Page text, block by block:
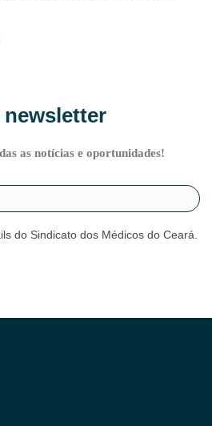
as notícias e oportunidades!
do Sindicato dos Médicos do Ceará.